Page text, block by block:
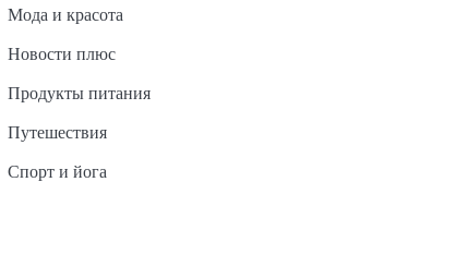
Мода и красота
Новости плюс
Продукты питания
Путешествия
Спорт и йога